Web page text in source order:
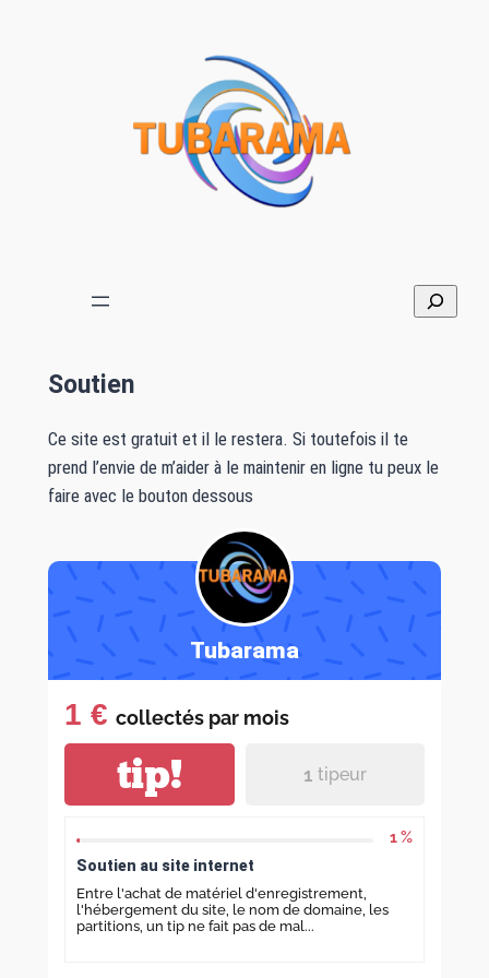
Soutien
Ce site est gratuit et il le restera. Si toutefois il te
prend l’envie de m’aider à le maintenir en ligne tu peux le
faire avec le bouton dessous
Tubarama
1 € collectés par mois
tip! 1 tipeur
1 %
Soutien au site internet
Entre l'achat de matériel d'enregistrement,
l'hébergement du site, le nom de domaine, les
partitions, un tip ne fait pas de mal...